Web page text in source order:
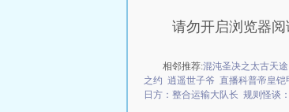
请勿开启浏览器
相邻推荐:混沌圣决之太古天途
之约 逍遥世子爷 直播科普帝皇铠
日方：整合运输大队长 规则怪谈